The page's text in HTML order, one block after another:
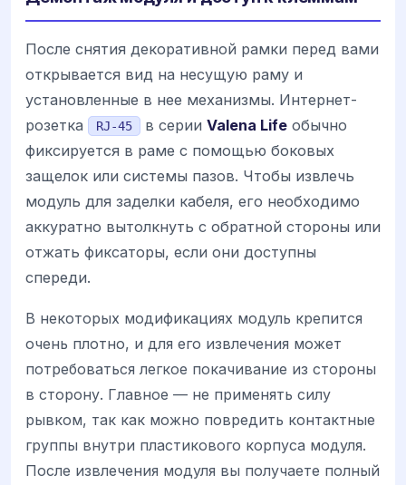
После снятия декоративной рамки перед вами
открывается вид на несущую раму и
установленные в нее механизмы. Интернет-
розетка
RJ-45 в серии Valena Life обычно
фиксируется в раме с помощью боковых
защелок или системы пазов. Чтобы извлечь
модуль для заделки кабеля, его необходимо
аккуратно вытолкнуть с обратной стороны или
отжать фиксаторы, если они доступны
спереди.
В некоторых модификациях модуль крепится
очень плотно, и для его извлечения может
потребоваться легкое покачивание из стороны
в сторону. Главное — не применять силу
рывком, так как можно повредить контактные
группы внутри пластикового корпуса модуля.
После извлечения модуля вы получаете полный